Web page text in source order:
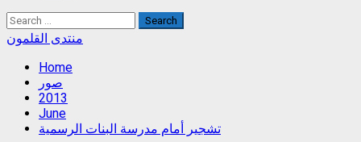
Search
for:
منتدى القلمون
Home
صور
2013
June
تشجير أمام مدرسة البنات الرسمية